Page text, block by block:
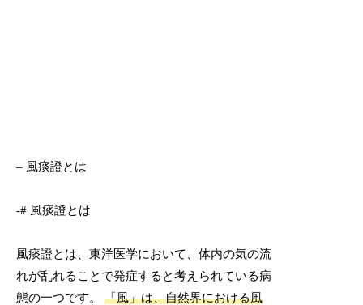
– 風痰證とは
-# 風痰證とは
風痰證とは、東洋医学において、体内の気の流
れが乱れることで発症すると考えられている病
態の一つです。「風」は、自然界における風